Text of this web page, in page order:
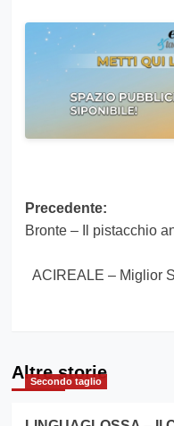
Navigazione
articolo
Precedente:
Bronte – Il pistacchio
ACIREALE – Miglior
Altre storie
Secondo taglio